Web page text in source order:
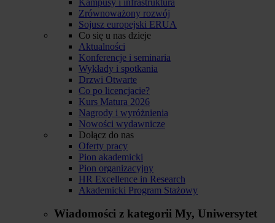
Zrównoważony rozwój
Sojusz europejski ERUA
Co się u nas dzieje
Aktualności
Konferencje i seminaria
Wykłady i spotkania
Drzwi Otwarte
Co po licencjacie?
Kurs Matura 2026
Nagrody i wyróżnienia
Nowości wydawnicze
Dołącz do nas
Oferty pracy
Pion akademicki
Pion organizacyjny
HR Excellence in Research
Akademicki Program Stażowy
Wiadomości z kategorii My, Uniwersytet